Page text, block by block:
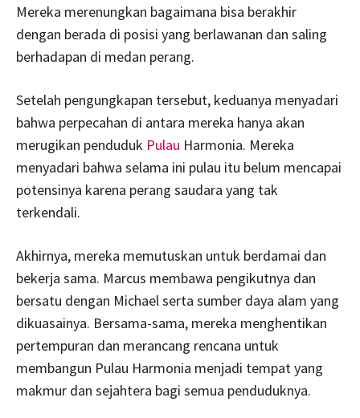
Mereka merenungkan bagaimana bisa berakhir
dengan berada di posisi yang berlawanan dan saling
berhadapan di medan perang.
Setelah pengungkapan tersebut, keduanya menyadari
bahwa perpecahan di antara mereka hanya akan
merugikan penduduk Pulau Harmonia. Mereka
menyadari bahwa selama ini pulau itu belum mencapai
potensinya karena perang saudara yang tak
terkendali.
Akhirnya, mereka memutuskan untuk berdamai dan
bekerja sama. Marcus membawa pengikutnya dan
bersatu dengan Michael serta sumber daya alam yang
dikuasainya. Bersama-sama, mereka menghentikan
pertempuran dan merancang rencana untuk
membangun Pulau Harmonia menjadi tempat yang
makmur dan sejahtera bagi semua penduduknya.